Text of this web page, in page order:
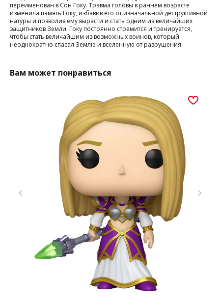
переименован в Сон Гоку. Травма головы в раннем возрасте
изменила память Гоку, избавив его от изначальной деструктивной
натуры и позволив ему вырасти и стать одним из величайших
защитников Земли. Гоку постоянно стремится и тренируется,
чтобы стать величайшим из возможных воинов, который
неоднократно спасал Землю и вселенную от разрушения.
Вам может понравиться